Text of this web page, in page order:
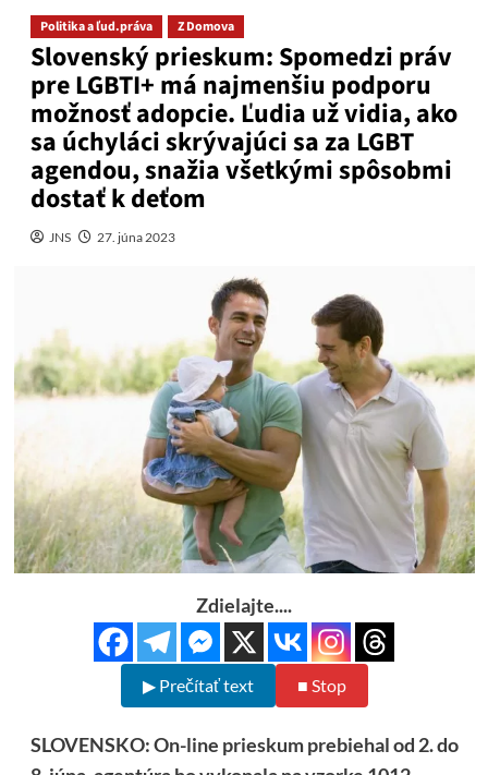
Politika a ľud.práva Z Domova
Slovenský prieskum: Spomedzi práv
pre LGBTI+ má najmenšiu podporu
možnosť adopcie. Ľudia už vidia, ako
sa úchyláci skrývajúci sa za LGBT
agendou, snažia všetkými spôsobmi
dostať k deťom
JNS 27. júna 2023
Zdielajte....
▶ Prečítať text ■ Stop
SLOVENSKO: On-line prieskum prebiehal od 2. do